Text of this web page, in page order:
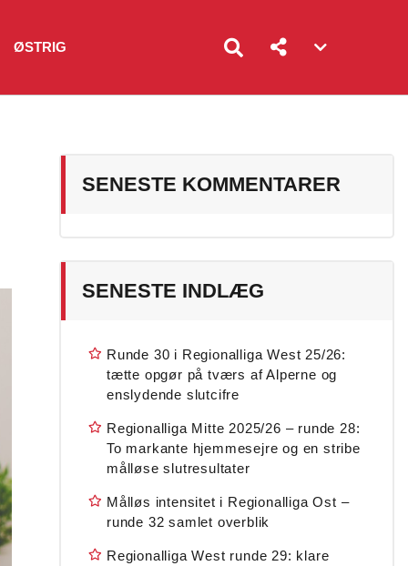
ØSTRIG
toggle
SENESTE KOMMENTARER
SENESTE INDLÆG
Runde 30 i Regionalliga West 25/26:
tætte opgør på tværs af Alperne og
enslydende slutcifre
Regionalliga Mitte 2025/26 – runde 28:
To markante hjemmesejre og en stribe
målløse slutresultater
Målløs intensitet i Regionalliga Ost –
runde 32 samlet overblik
Regionalliga West runde 29: klare